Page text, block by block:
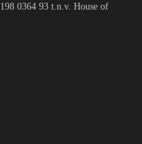
0364 93 t.n.v. House of